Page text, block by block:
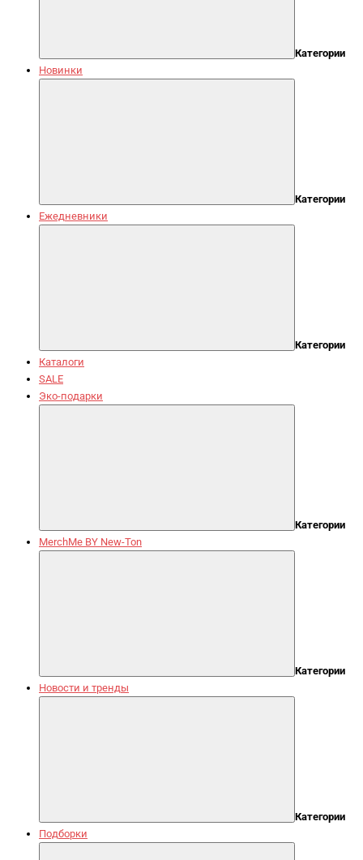
Категории
Новинки
Категории
Ежедневники
Категории
Каталоги
SALE
Эко-подарки
Категории
MerchMe BY New-Ton
Категории
Новости и тренды
Категории
Подборки